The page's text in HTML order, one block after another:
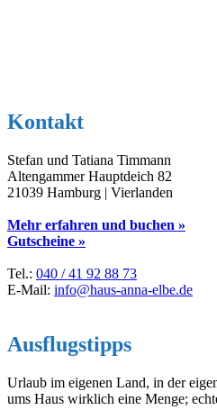
Kontakt
Stefan und Tatiana Timmann
Altengammer Hauptdeich 82
21039 Hamburg | Vierlanden
Mehr erfahren und buchen »
Gutscheine »
Tel.: 040 / 41 92 88 73
E-Mail: info@haus-anna-elbe.de
Ausflugstipps
Urlaub im eigenen Land, in der
ums Haus wirklich eine Menge;